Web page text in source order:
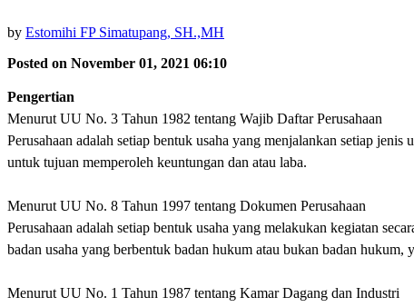
by Estomihi FP Simatupang, SH.,MH
Posted on November 01, 2021 06:10
Pengertian
Menurut UU No. 3 Tahun 1982 tentang Wajib Daftar Perusahaan
Perusahaan adalah setiap bentuk usaha yang menjalankan setiap
untuk tujuan memperoleh keuntungan dan atau laba.
Menurut UU No. 8 Tahun 1997 tentang Dokumen Perusahaan
Perusahaan adalah setiap bentuk usaha yang melakukan kegiatan
badan usaha yang berbentuk badan hukum atau bukan badan
Menurut UU No. 1 Tahun 1987 tentang Kamar Dagang dan Industri